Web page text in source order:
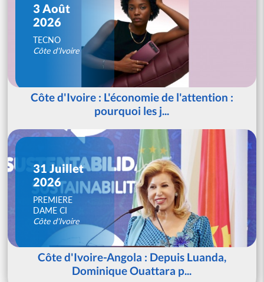
3 Août
2026
TECNO
Côte d'Ivoire
Côte d'Ivoire : L'économie de l'attention :
pourquoi les j...
31 Juillet
2026
PREMIERE
DAME CI
Côte d'Ivoire
Côte d'Ivoire-Angola : Depuis Luanda,
Dominique Ouattara p...